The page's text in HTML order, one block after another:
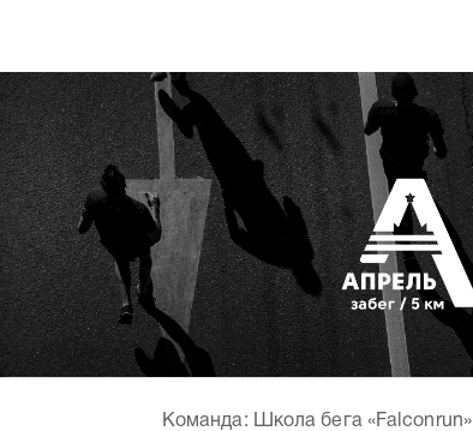
Команда: Школа бега «Falconrun»